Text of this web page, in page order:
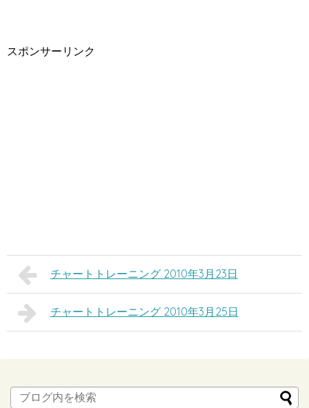
スポンサーリンク
チャートトレーニング 2010年3月23日
チャートトレーニング 2010年3月25日